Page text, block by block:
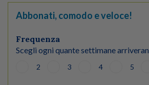
Abbonati, comodo e veloce!
Frequenza
Scegli ogni quante settimane
2 3 4 5